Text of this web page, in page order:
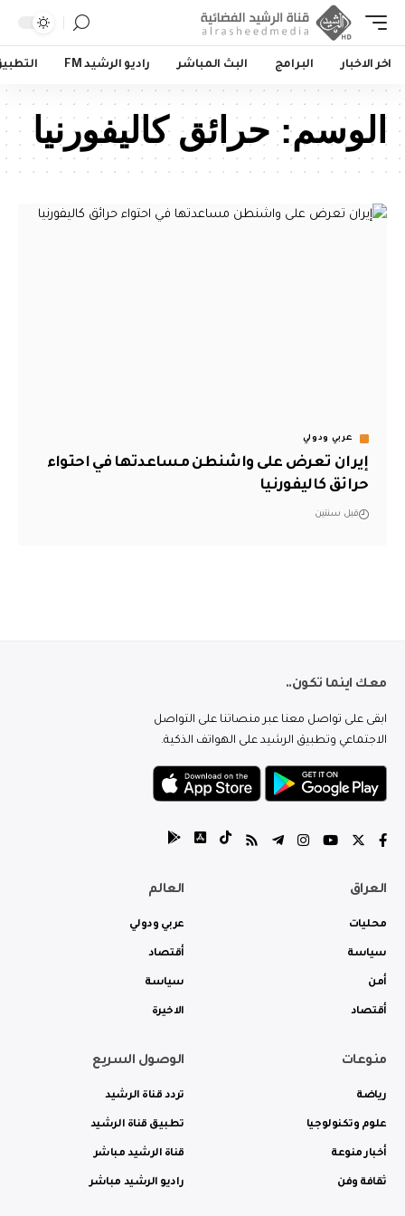
اخر الاخبار البرامج البث المباشر راديو الرشيد FM
الوسم:حرائق كاليفورنيا
عربي ودولي
إيران تعرض على واشنطن مساعدتها في احتواء
حرائق كاليفورنيا
قبل سنتين
معك اينما تكون..
ابقى على تواصل معنا عبر منصاتنا على التواصل
الاجتماعي وتطبيق الرشيد على الهواتف الذكية.
العراق
محليات
سياسة
أمن
أقتصاد
العالم
عربي ودولي
أقتصاد
سياسة
الاخيرة
منوعات
رياضة
علوم وتكنولوجيا
أخبار منوعة
ثقافة وفن
الوصول السريع
تردد قناة الرشيد
تطبيق قناة الرشيد
قناة الرشيد مباشر
راديو الرشيد مباشر